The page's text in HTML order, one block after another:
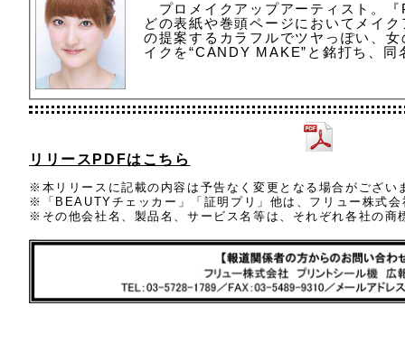
プロメイクアップアーティスト。
どの表紙や巻頭ページにおいてメイ
の提案するカラフルでツヤっぽい、
イクを“CANDY MAKE”と銘打ち、同
リリースPDFはこちら
※本リリースに記載の内容は予告なく変更となる場合がござい
※「BEAUTYチェッカー」「証明プリ」他は、フリュー株式
※その他会社名、製品名、サービス名等は、それぞれ各社の商